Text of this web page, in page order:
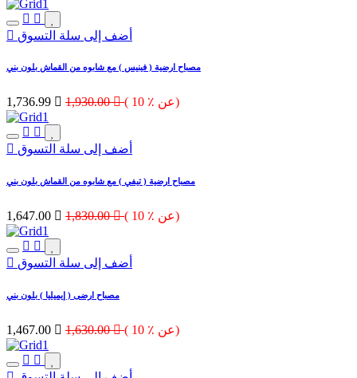
أضف إلى سلة التسوق
مصباح ارضية ( فينيس ) مع شابوه من القماش بلون بني
1,736.99  1,930.00 ( 10 ٪ عن)
أضف إلى سلة التسوق
مصباح ارضية ( تيفي ) مع شابوه من القماش بلون بني
1,647.00  1,830.00 ( 10 ٪ عن)
أضف إلى سلة التسوق
مصباح ارضى ( إيميليا ) بلون بني
1,467.00  1,630.00 ( 10 ٪ عن)